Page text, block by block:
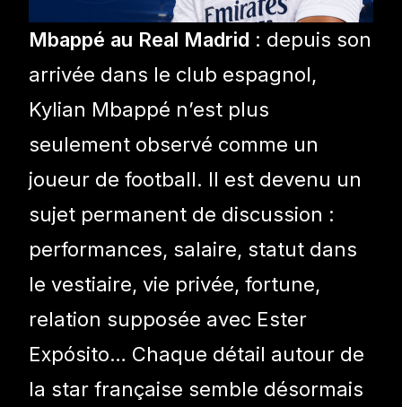
Mbappé au Real Madrid : depuis son
arrivée dans le club espagnol,
Kylian Mbappé n’est plus
seulement observé comme un
joueur de football. Il est devenu un
sujet permanent de discussion :
performances, salaire, statut dans
le vestiaire, vie privée, fortune,
relation supposée avec Ester
Expósito… Chaque détail autour de
la star française semble désormais